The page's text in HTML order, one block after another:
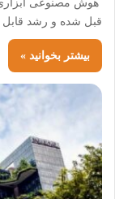
هوش مصنوعی
قبل شده و رشد
بیشتر بخوانید »